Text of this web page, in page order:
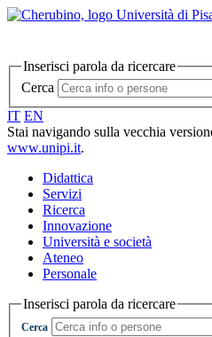
Inserisci parola da ricercare
Cerca
IT EN
Stai navigando sulla vecchia
www.unipi.it.
Didattica
Servizi
Ricerca
Innovazione
Università e società
Ateneo
Personale
Inserisci parola da ricercare
Cerca